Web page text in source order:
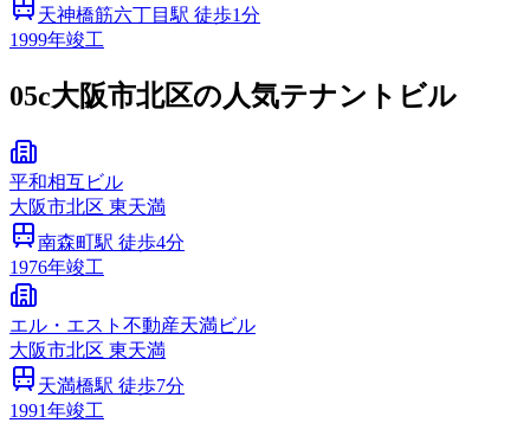
天神橋筋六丁目 駅 徒歩1分
1999年竣工
05c大阪市北区の人気テナントビル
平和相互ビル
大阪市北区 東天満
南森町駅 徒歩4分
1976年竣工
エル・エスト不動産天満ビル
大阪市北区 東天満
天満橋駅 徒歩7分
1991年竣工